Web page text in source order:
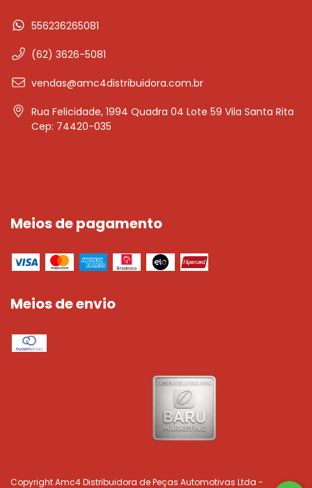
556236265081
(62) 3626-5081
vendas@amc4distribuidora.com.br
Rua Felicidade, 1994 Quadra 04 Lote 59 Vila Santa Rita
Cep: 74420-035
Meios de pagamento
Meios de envio
Copyright Amc4 Distribuidora de Peças Automotivas Ltda -